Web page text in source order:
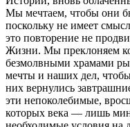
Мы мечтаем, чтобы они
поскольку не имеет
это повторение не
Жизни. Мы преклоняем
безмолвными храмами
мечты и наших дел, чтобы
них вернулись
эти непоколебимые,
которых века — лишь